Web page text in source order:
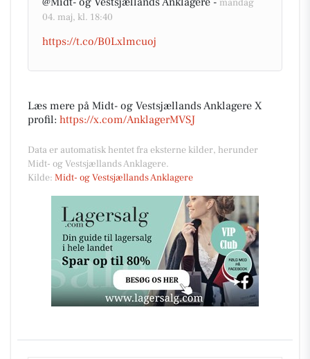
mandag
04. maj, kl. 18:40
https://t.co/B0Lxlmcuoj
Læs mere på Midt- og Vestsjællands Anklagere X
profil: https://x.com/AnklagerMVSJ
Data er automatisk hentet fra eksterne kilder, herunder
Midt- og Vestsjællands Anklagere.
Kilde: Midt- og Vestsjællands Anklagere